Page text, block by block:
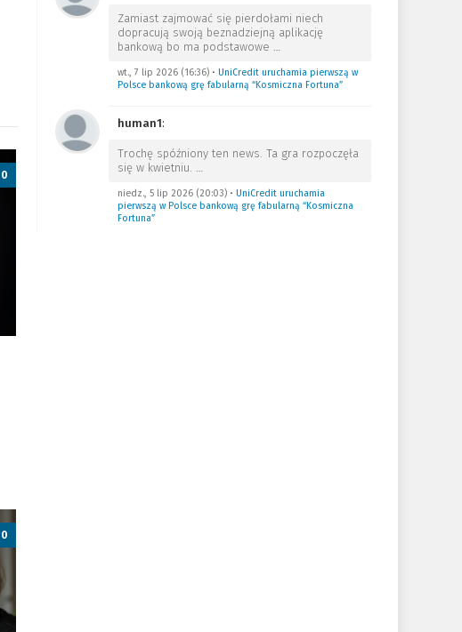
0
0
Zamiast zajmować się pierdołami niech
dopracują swoją beznadziejną aplikację
bankową bo ma podstawowe …
wt., 7 lip 2026 (16:36)• UniCredit uruchamia pierwszą w
Polsce bankową grę fabularną “Kosmiczna Fortuna”
human1:
Trochę spóźniony ten news. Ta gra rozpoczęła
się w kwietniu. …
niedz., 5 lip 2026 (20:03)• UniCredit uruchamia
pierwszą w Polsce bankową grę fabularną “Kosmiczna
Fortuna”